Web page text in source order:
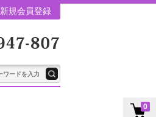
新規会員登録
0